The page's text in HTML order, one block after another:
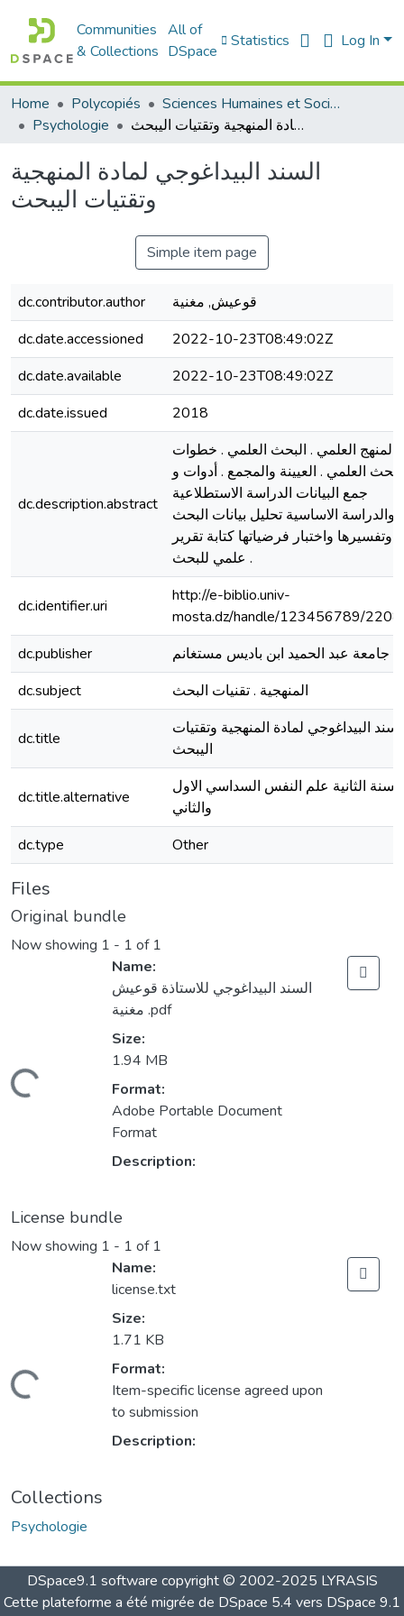
Communities
& Collections
All of
DSpace
Statistics Log In
Home Polycopiés
Sciences Humaines et Sociales - العلوم الإنسانية والاجتماعية
Psychologie
السند البيداغوجي لمادة المنهجية وتقتيات اليبحث
السند البيداغوجي لمادة المنهجية
وتقتيات اليبحث
Simple item page
dc.contributor.author
قوعيش, مغنية
dc.date.accessioned
2022-10-23T08:49:02Z
dc.date.available
2022-10-23T08:49:02Z
dc.date.issued
2018
dc.description.abstract
المنهج العلمي . البحث العلمي . خطوات
العلمي . العيينة والمجمع . أدوات و
جمع البيانات الدراسة الاستطلاعية
والدراسة الاساسية تحليل بيانات البحث
وتفسيرها واختبار فرضياتها كتابة تقرير
علمي للبحث .
dc.identifier.uri
http://e-biblio.univ-
mosta.dz/handle/123456789/
dc.publisher
جامعة عبد الحميد ابن باديس مستغانم
dc.subject
المنهجية . تقنيات البحث
dc.title
البيداغوجي لمادة المنهجية وتقتيات
اليبحث
dc.title.alternative
السنة الثانية علم النفس السداسي الاول
والثاني
dc.type
Other
Files
Original bundle
Now showing 1 - 1 of 1
Loading...
Name:
السند البيداغوجي للاستاذة قوعيش
مغنية .pdf
Size:
1.94 MB
Format:
Adobe Portable Document
Format
Description:
License bundle
Now showing 1 - 1 of 1
Loading...
Name:
license.txt
Size:
1.71 KB
Format:
Item-specific license agreed upon
to submission
Description:
Collections
Psychologie
DSpace9.1 software copyright © 2002-2025 LYRASIS
Cette plateforme a été migrée de DSpace 5.4 vers DSpace 9.1